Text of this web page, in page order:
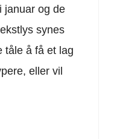
januar og de
synes
tåle å få et lag
eller vil